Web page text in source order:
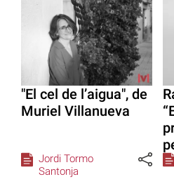
"El cel de l’aigua", de
Muriel Villanueva
Jordi Tormo
Santonja